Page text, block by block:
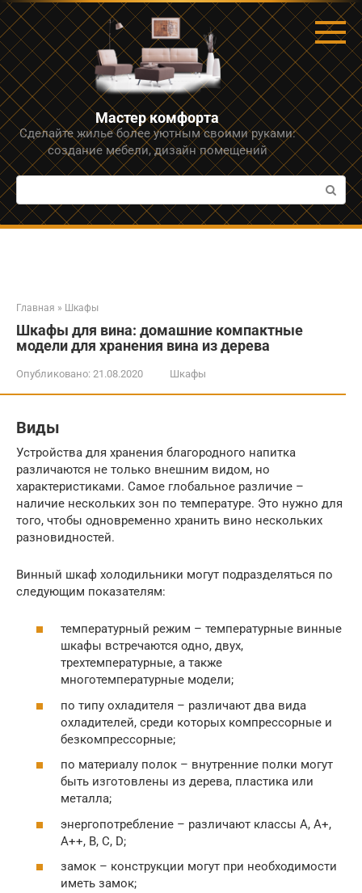
Перейти
к
контенту
Мастер комфорта
Сделайте жилье более уютным своими руками:
создание мебели, дизайн помещений
Поиск:
Главная » Шкафы
Шкафы для вина: домашние компактные
модели для хранения вина из дерева
Опубликовано: 21.08.2020 Шкафы
Виды
Устройства для хранения благородного напитка
различаются не только внешним видом, но
характеристиками. Самое глобальное различие –
наличие нескольких зон по температуре. Это нужно для
того, чтобы одновременно хранить вино нескольких
разновидностей.
Винный шкаф холодильники могут подразделяться по
следующим показателям:
температурный режим – температурные винные
шкафы встречаются одно, двух,
трехтемпературные, а также
многотемпературные модели;
по типу охладителя – различают два вида
охладителей, среди которых компрессорные и
безкомпрессорные;
по материалу полок – внутренние полки могут
быть изготовлены из дерева, пластика или
металла;
энергопотребление – различают классы А, А+,
А++, B, C, D;
замок – конструкции могут при необходимости
иметь замок;